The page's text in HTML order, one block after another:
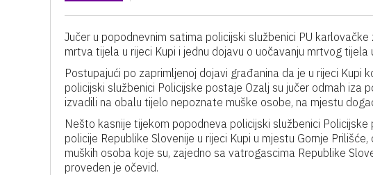
Jučer u popodnevnim satima policijski službenici PU
mrtva tijela u rijeci Kupi i jednu dojavu o uočavanju mrtvog tijela
Postupajući po zaprimljenoj dojavi građanina da je u rijeci Kupi
policijski službenici Policijske postaje Ozalj su jučer odmah iza
izvadili na obalu tijelo nepoznate muške osobe, na mjestu
Nešto kasnije tijekom popodneva policijski službenici
policije Republike Slovenije u rijeci Kupi u mjestu Gornje
muških osoba koje su, zajedno sa vatrogascima Republike
proveden je očevid.